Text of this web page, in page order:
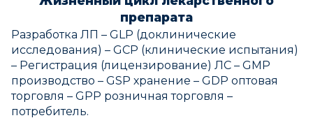
препарата
Разработка ЛП – GLP (доклинические
исследования) – GCP (клинические испытания)
– Регистрация (лицензирование) ЛС – GMP
производство – GSP хранение – GDP оптовая
торговля – GPP розничная торговля –
потребитель.